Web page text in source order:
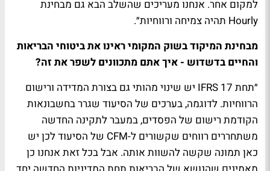
למקום אחר. אנחנו מעריכים שהשלב הבא גם מבחינת
Hourly תהיה צמיחה ורווחיות״.
מבחינת המיקוד בשוק המקומי ראינו את ביטוחי הבריאות
והחיים בדשדוש - איך אתם מתכוונים לשפר את זה?
״תחת IFRS 17 יש שינוי מהותי גם בצורת המדידה ורישום
הרווחיות. לדוגמה, בערכים של הסיעוד שגרר בחשבונאות
הקודמת רישום של הפסדים, במעבר לתקינה החדשה
משתחררים רווחים שקשורים ל-CFM של הסיעוד לכן יש
כאן תמונה שקשה להשוות אותה. אבל בכל זאת אנחנו כן